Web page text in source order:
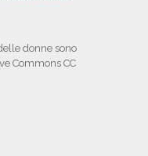
donne sono
Commons CC